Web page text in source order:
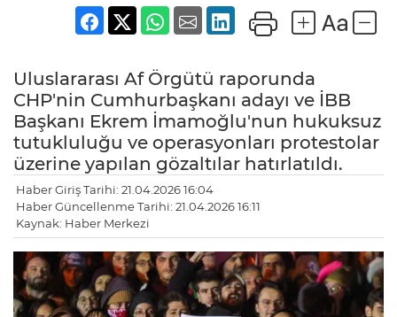
Uluslararası Af Örgütü raporunda
CHP'nin Cumhurbaşkanı adayı ve İBB
Başkanı Ekrem İmamoğlu'nun hukuksuz
tutukluluğu ve operasyonları protestolar
üzerine yapılan gözaltılar hatırlatıldı.
Haber Giriş Tarihi: 21.04.2026 16:04
Haber Güncellenme Tarihi: 21.04.2026 16:11
Kaynak: Haber Merkezi